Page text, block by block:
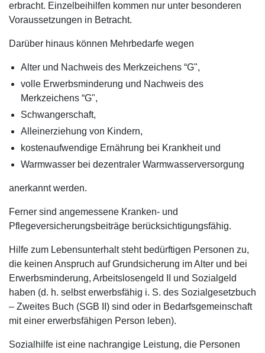
erbracht. Einzelbeihilfen kommen nur unter besonderen
Voraussetzungen in Betracht.
Darüber hinaus können Mehrbedarfe wegen
Alter und Nachweis des Merkzeichens “G",
volle Erwerbsminderung und Nachweis des
Merkzeichens “G",
Schwangerschaft,
Alleinerziehung von Kindern,
kostenaufwendige Ernährung bei Krankheit und
Warmwasser bei dezentraler Warmwasserversorgung
anerkannt werden.
Ferner sind angemessene Kranken- und
Pflegeversicherungsbeiträge berücksichtigungsfähig.
Hilfe zum Lebensunterhalt steht bedürftigen Personen zu,
die keinen Anspruch auf Grundsicherung im Alter und bei
Erwerbsminderung, Arbeitslosengeld II und Sozialgeld
haben (d. h. selbst erwerbsfähig i. S. des Sozialgesetzbuch
– Zweites Buch (SGB II) sind oder in Bedarfsgemeinschaft
mit einer erwerbsfähigen Person leben).
Sozialhilfe ist eine nachrangige Leistung, die Personen